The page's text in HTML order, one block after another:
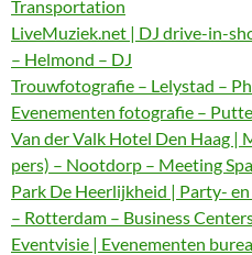
Transportation
LiveMuziek.net | DJ drive-in-
– Helmond – DJ
Trouwfotografie – Lelystad –
Evenementen fotografie –
Van der Valk Hotel Den Haag |
pers) – Nootdorp – Meeting
Park De Heerlijkheid | Party-
– Rotterdam – Business
Eventvisie | Evenementen